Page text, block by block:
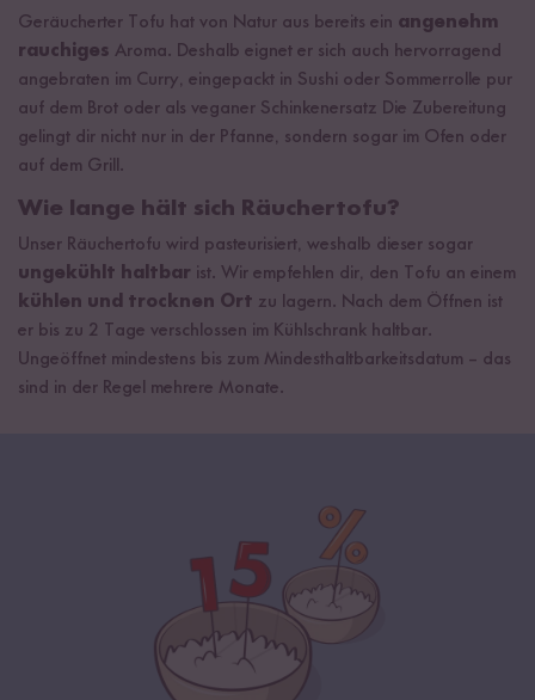
Geräucherter Tofu hat von Natur aus bereits ein angenehm
rauchiges Aroma. Deshalb eignet er sich auch hervorragend
angebraten im Curry, eingepackt in Sushi oder Sommerrolle pur
auf dem Brot oder als veganer Schinkenersatz Die Zubereitung
gelingt dir nicht nur in der Pfanne, sondern sogar im Ofen oder
auf dem Grill.
Wie lange hält sich Räuchertofu?
Unser Räuchertofu wird pasteurisiert, weshalb dieser sogar
ungekühlt haltbar ist. Wir empfehlen dir, den Tofu an einem
kühlen und trocknen Ort zu lagern. Nach dem Öffnen ist
er bis zu 2 Tage verschlossen im Kühlschrank haltbar.
Ungeöffnet mindestens bis zum Mindesthaltbarkeitsdatum – das
sind in der Regel mehrere Monate.